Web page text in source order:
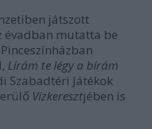
játszott
évadban mutatta be
Lírám te légy a bírám
Szabadtéri Játékok
Vízkeresztjében is